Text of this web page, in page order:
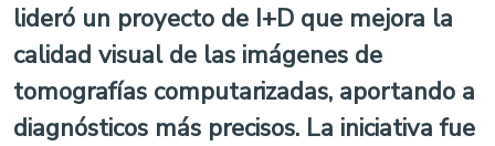
lideró un proyecto de I+D que mejora la
calidad visual de las imágenes de
tomografías computarizadas, aportando a
diagnósticos más precisos. La iniciativa fue